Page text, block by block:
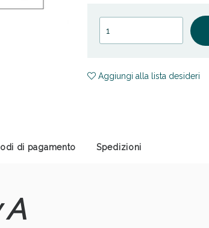
Aggiungi alla lista desideri
di pagamento Spedizioni
Anticellulite e Fanghi: